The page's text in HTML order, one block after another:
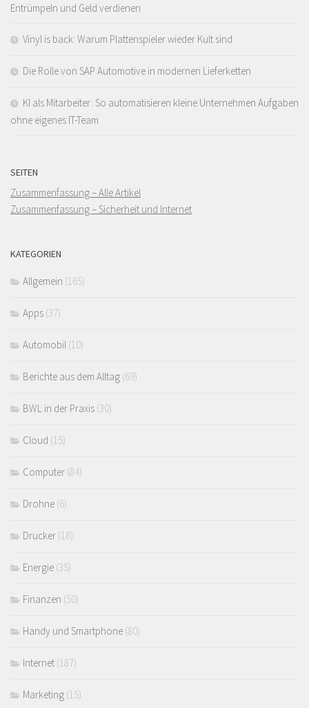
Entrümpeln und Geld verdienen
Vinyl is back: Warum Plattenspieler wieder Kult sind
Die Rolle von SAP Automotive in modernen Lieferketten
KI als Mitarbeiter: So automatisieren kleine Unternehmen Aufgaben
ohne eigenes IT-Team
SEITEN
Zusammenfassung – Alle Artikel
Zusammenfassung – Sicherheit und Internet
KATEGORIEN
Allgemein (165)
Apps (37)
Automobil (10)
Berichte aus dem Alltag (69)
BWL in der Praxis (30)
Cloud (15)
Computer (84)
Drohne (6)
Drucker (18)
Energie (35)
Finanzen (50)
Handy und Smartphone (80)
Internet (187)
Marketing (15)